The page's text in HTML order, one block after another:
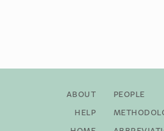
About
Help
People